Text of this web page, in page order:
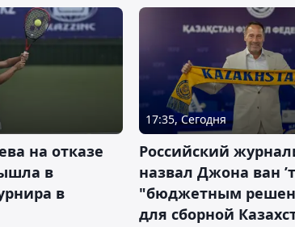
на отказе
в
в
17:35, Сегодня
Российский
назвал Джона ван
"бюджетным
для сборной